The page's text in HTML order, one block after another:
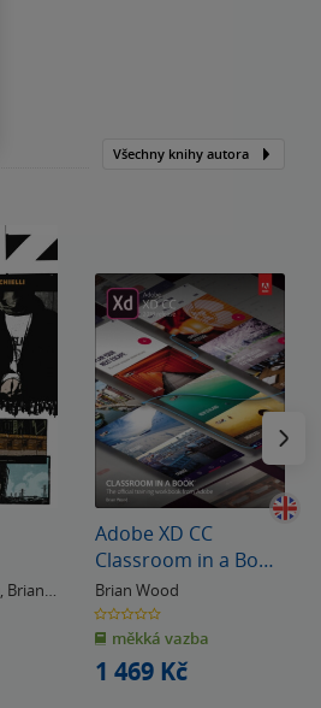
Všechny knihy autora
, Brian
Adobe XD CC
Classroom in a Book
(2018 release)
Brian Wood
0.0
z
5
hvězdiček
měkká vazba
1 469 Kč